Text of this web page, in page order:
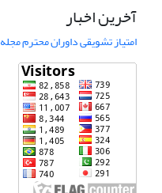
آخرین اخبار
امتیاز تشویقی داوران محترم مجله